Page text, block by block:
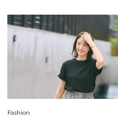
Fashion
26年夏は
【最旬か
Fashion